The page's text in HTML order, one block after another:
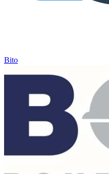
Bito